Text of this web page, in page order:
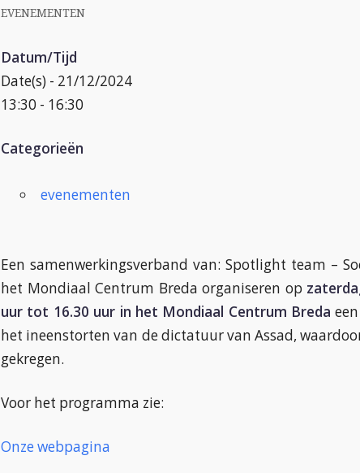
EVENEMENTEN
Datum/Tijd
Date(s) - 21/12/2024
13:30 - 16:30
Categorieën
evenementen
Een samenwerkingsverband van: Spotlight team –
het Mondiaal Centrum Breda organiseren op
uur tot 16.30 uur in het Mondiaal Centrum Breda
het ineenstorten van de dictatuur van Assad,
gekregen.
Voor het programma zie:
Onze webpagina